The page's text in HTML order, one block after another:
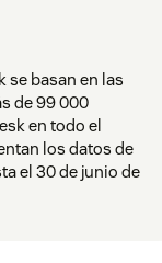
se basan en las
de 99 000
en todo el
los datos de
el 30 de junio de